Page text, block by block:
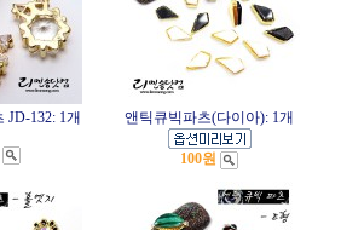
JD-132: 1개 앤틱큐빅파츠(다이아): 1개
100원